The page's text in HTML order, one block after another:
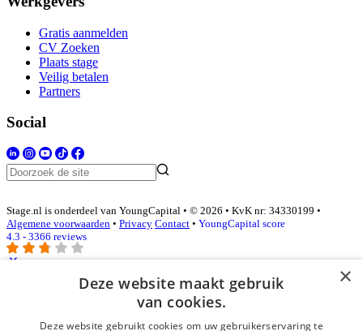
Gratis aanmelden
CV Zoeken
Plaats stage
Veilig betalen
Partners
Social
Stage.nl is onderdeel van YoungCapital • © 2026 • KvK nr: 34330199 •
Algemene voorwaarden • Privacy Contact • YoungCapital score
4.3 - 3366 reviews
Inloggen als bedrijf
E-mail*
×
Deze website maakt gebruik
van cookies.
Deze website gebruikt cookies om uw gebruikerservaring te